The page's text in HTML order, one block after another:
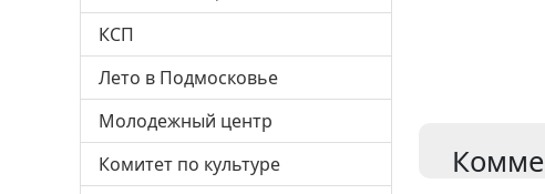
КСП
Лето в Подмосковье
Молодежный центр
Комитет по культуре